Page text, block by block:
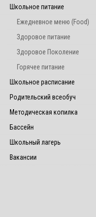
Школьное питание
Ежедневное меню (Food)
Здоровое питание
Здоровое Поколение
Горячее питание
Школьное расписание
Родительский всеобуч
Методическая копилка
Бассейн
Школьный лагерь
Вакансии